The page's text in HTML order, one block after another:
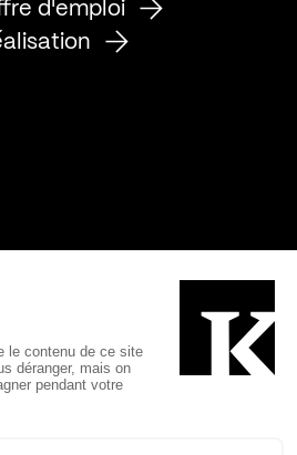
d'emploi
Kollectif
Kollectif
1